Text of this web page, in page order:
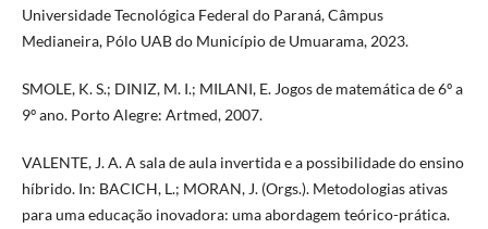
Universidade Tecnológica Federal do Paraná, Câmpus
Medianeira, Pólo UAB do Município de Umuarama, 2023.
SMOLE, K. S.; DINIZ, M. I.; MILANI, E. Jogos de matemática de 6º a
9º ano. Porto Alegre: Artmed, 2007.
VALENTE, J. A. A sala de aula invertida e a possibilidade do ensino
híbrido. In: BACICH, L.; MORAN, J. (Orgs.). Metodologias ativas
para uma educação inovadora: uma abordagem teórico-prática.